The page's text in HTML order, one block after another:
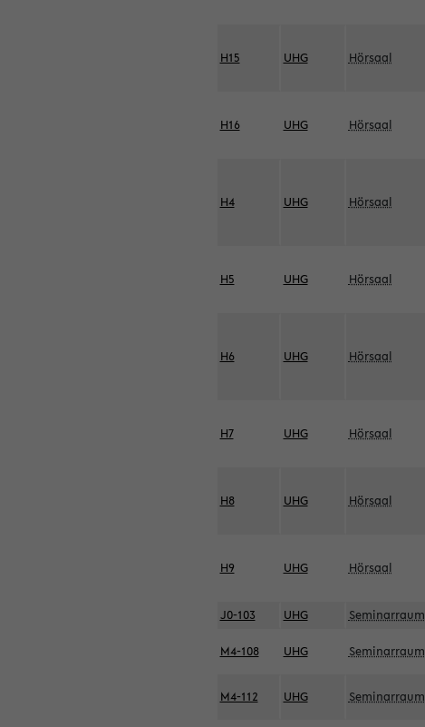
H15 UHG Hörsaal
H16 UHG Hörsaal
H4 UHG Hörsaal
H5 UHG Hörsaal
H6 UHG Hörsaal
H7 UHG Hörsaal
H8 UHG Hörsaal
H9 UHG Hörsaal
J0-103 UHG Seminarraum
M4-108 UHG Seminarraum
M4-112 UHG Seminarraum